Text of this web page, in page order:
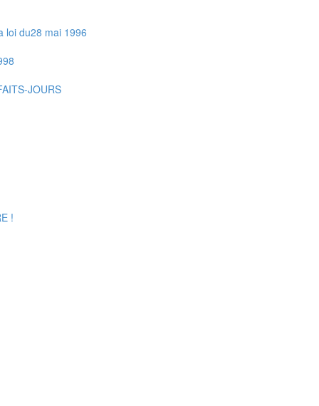
loi du28 mai 1996
JOURS
!